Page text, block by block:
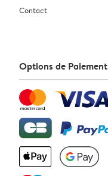
Contact
Options de Paiement